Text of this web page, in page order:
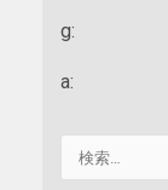
g:
a: